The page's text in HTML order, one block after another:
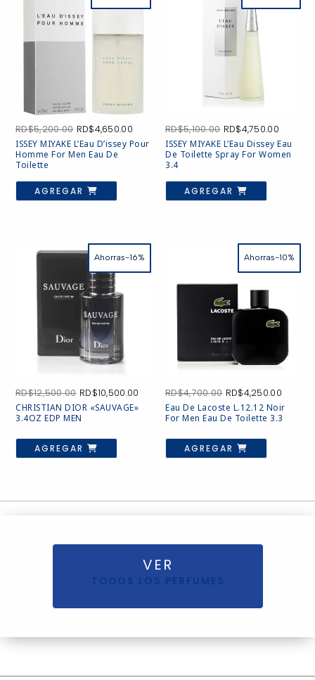
RD$5,200.00 El
precio
original
RD$4,650.00El
precio
actual
ISSEY MIYAKE L’Eau D’issey Pour
Homme For Men Eau De
Toilette
AGREGAR
RD$5,100.00 El
precio
original
era:
RD$4,750.00El
precio
actual
ISSEY MIYAKE L’Eau Dissey Eau
De Toilette Spray For Women
3.4
AGREGAR
Ahorras-16%
RD$12,500.00 El
precio
original
RD$12,500.00.
RD$10,500.00
precio
actual
RD$10,500.00.
CHRISTIAN DIOR «SAUVAGE»
3.4OZ EDP MEN
AGREGAR
Ahorras-10%
RD$4,700.00 El
precio
original
RD$4,700.00.
RD$4,250.00El
precio
actual
Eau De Lacoste L.12.12 Noir
For Men Eau De Toilette 3.3
AGREGAR
VER
TODOS LOS PERFUMES